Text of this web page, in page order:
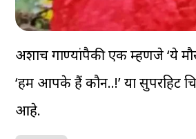
अशाच गाण्यांपैकी एक म्हणजे ‘ये
‘हम आपके हैं कौन..!’ या सुपरहिट
आहे.